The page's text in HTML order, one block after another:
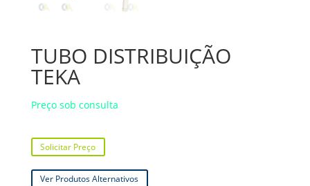
TUBO DISTRIBUIÇÃO
TEKA
Preço sob consulta
Solicitar Preço
Ver Produtos Alternativos